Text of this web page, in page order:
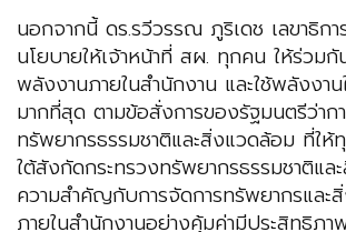
นอกจากนี้ ดร.รวีวรรณ ภูริเดช เลขาธิก
นโยบายให้เจ้าหน้าที่ สผ. ทุกคน ให้ร่วมกั
พลังงานภายในสำนักงาน และใช้พลังงา
มากที่สุด ตามข้อสั่งการของรัฐมนตรีว่าก
ทรัพยากรธรรมชาติและสิ่งแวดล้อม ที่ให้
ใต้สังกัดกระทรวงทรัพยากรธรรมชาติแล
ความสำคัญกับการจัดการทรัพยากรและ
ภายในสำนักงานอย่างคุ้มค่ามีประสิทธิภา